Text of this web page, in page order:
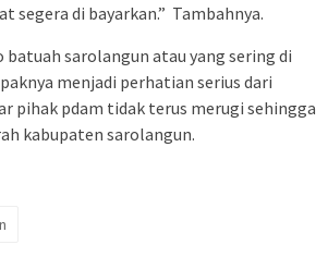
segera di bayarkan.” Tambahnya.
sarolangun atau yang sering di
menjadi perhatian serius dari
pihak pdam tidak terus merugi sehingga
kabupaten sarolangun.